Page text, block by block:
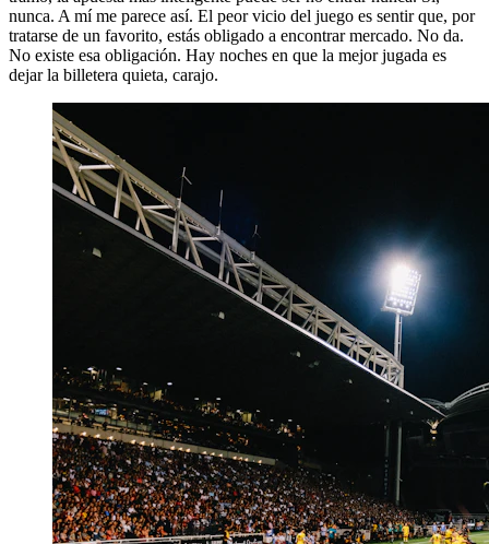
nunca. A mí me parece así. El peor vicio del juego es sentir que, por
tratarse de un favorito, estás obligado a encontrar mercado. No da.
No existe esa obligación. Hay noches en que la mejor jugada es
dejar la billetera quieta, carajo.